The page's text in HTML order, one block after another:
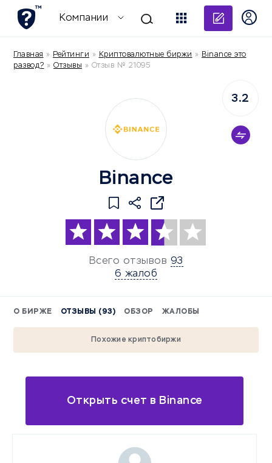
Компании
Главная » Рейтинги » Криптовалютные биржи » Binance это
развод? » Отзывы » Отзыв № 21095
Binance
Всего отзывов 93
6 жалоб
3.2
О БИРЖЕ ОТЗЫВЫ (93) ОБЗОР ЖАЛОБЫ
Похожие криптобиржи
Открыть счет в Binance